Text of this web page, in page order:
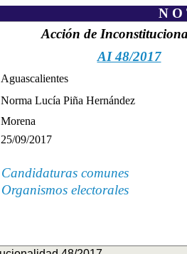
N
Acción de
AI 48/2017
Aguascalientes
Norma Lucía Piña Hernández
Morena
25/09/2017
Candidaturas comunes
Organismos electorales